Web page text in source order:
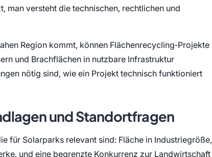
versteht die technischen, rechtlichen und
Region kommt, können Flächenrecycling‑Projekte
und Brachflächen in nutzbare Infrastruktur
nötig sind, wie ein Projekt technisch funktioniert
und Standortfragen
für Solarparks relevant sind: Fläche in Industriegröße,
und eine begrenzte Konkurrenz zur Landwirtschaft